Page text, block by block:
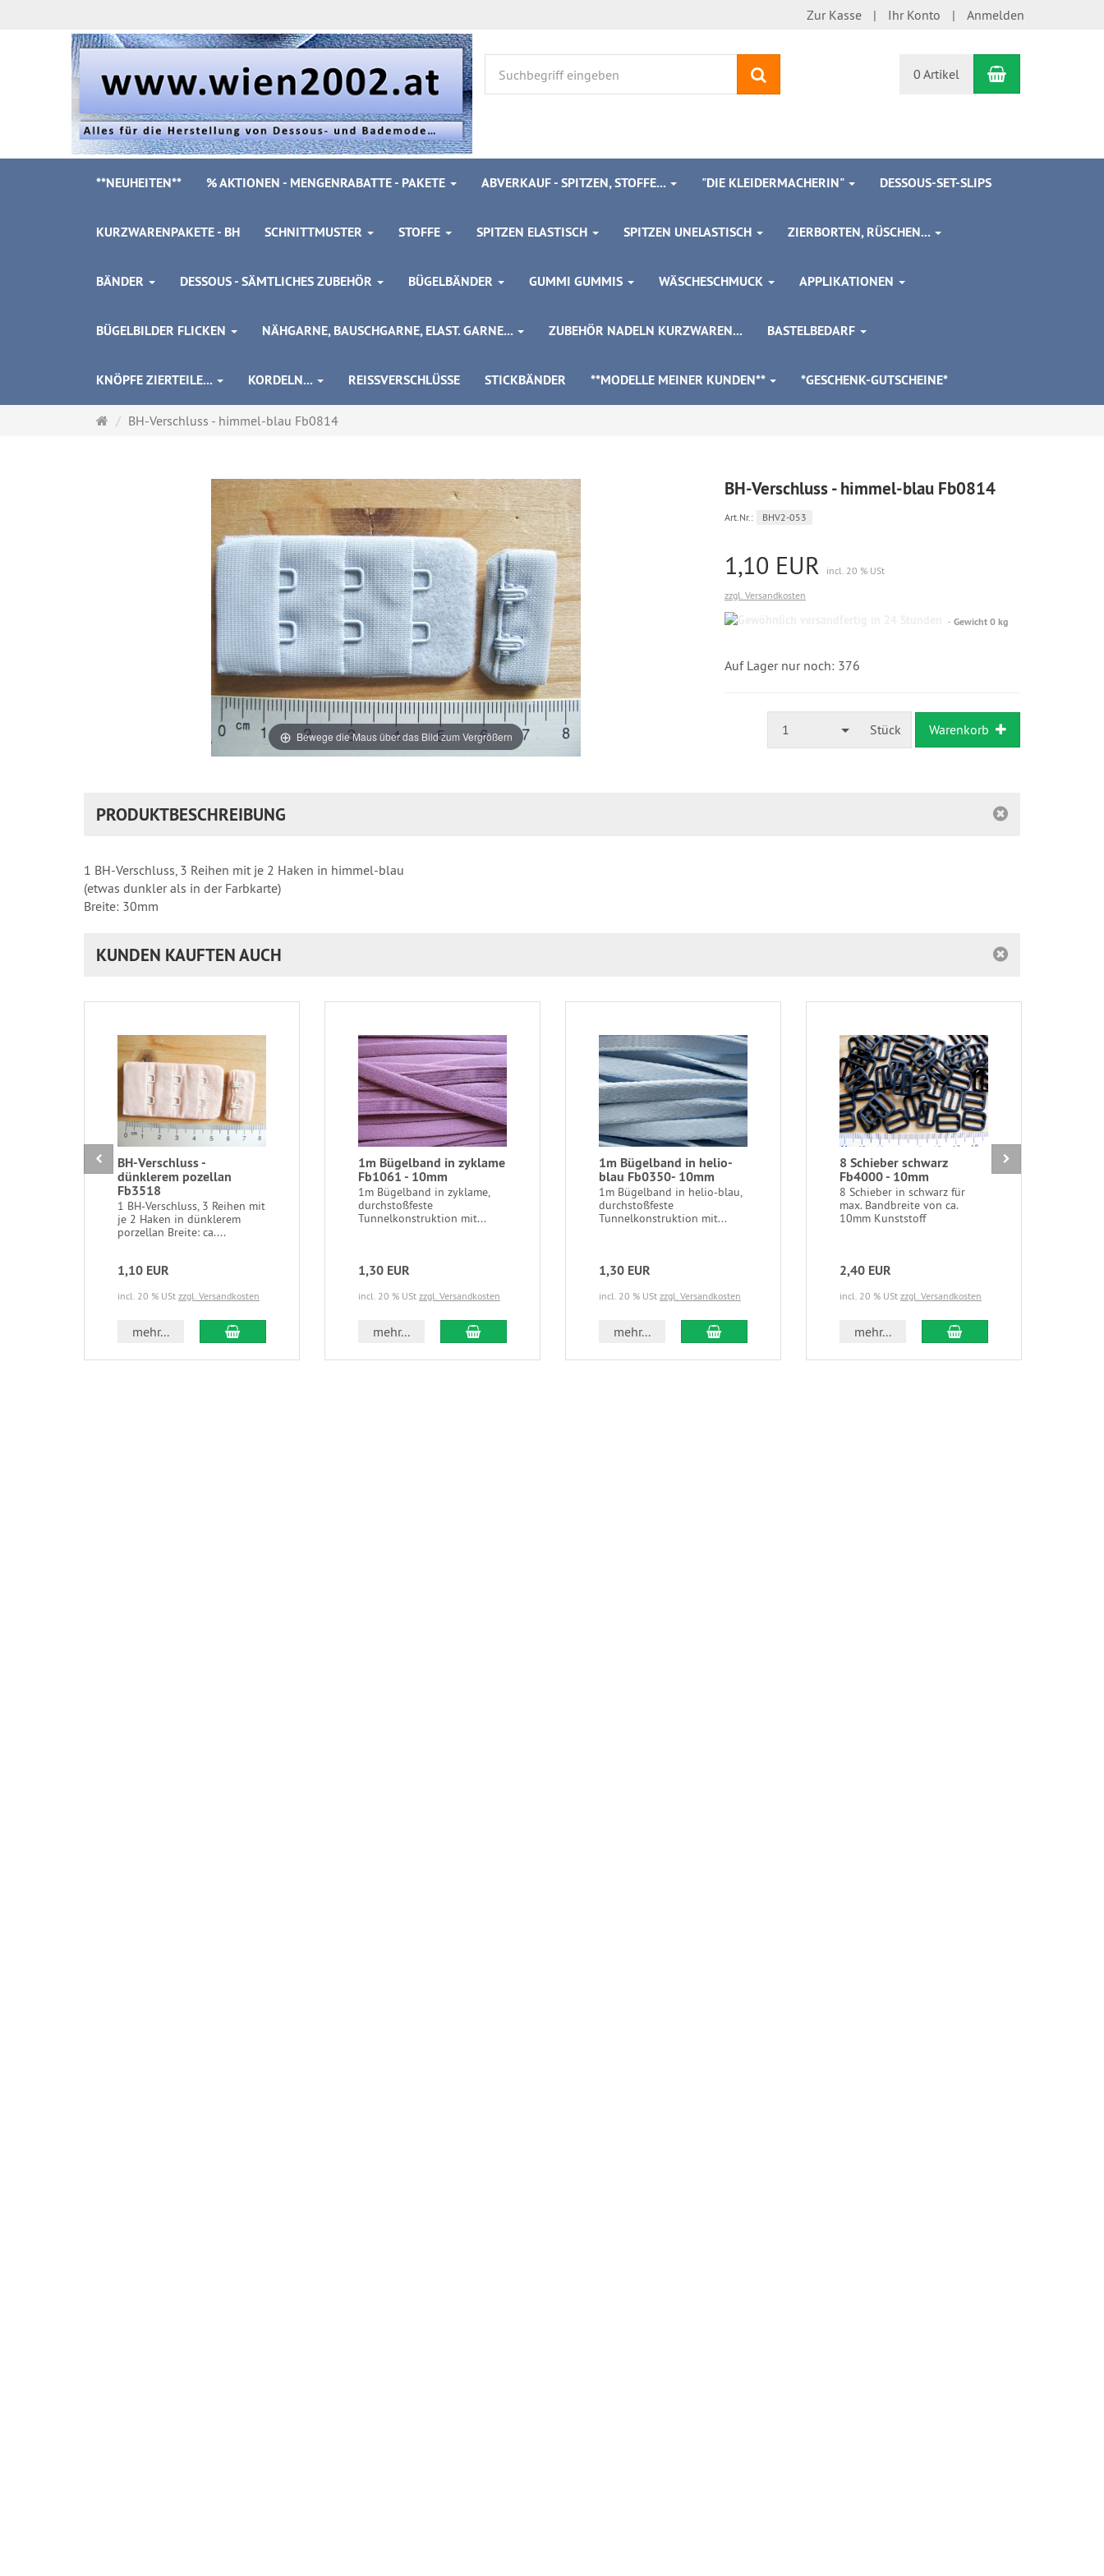
Zur Kasse Ihr Konto Anmelden
0 Artikel Warenkorb
**NEUHEITEN** % AKTIONEN - MENGENRABATTE - PAKETE ABVERKAUF - SPITZEN, STOFFE... "DIE KLEIDERMACHERIN" DESSOUS-SET-SLIPS
KURZWARENPAKETE - BH SCHNITTMUSTER STOFFE SPITZEN ELASTISCH SPITZEN UNELASTISCH ZIERBORTEN, RÜSCHEN...
BÄNDER DESSOUS - SÄMTLICHES ZUBEHÖR BÜGELBÄNDER GUMMI GUMMIS WÄSCHESCHMUCK APPLIKATIONEN
BÜGELBILDER FLICKEN NÄHGARNE, BAUSCHGARNE, ELAST. GARNE... ZUBEHÖR NADELN KURZWAREN... BASTELBEDARF
KNÖPFE ZIERTEILE... KORDELN... REISSVERSCHLÜSSE STICKBÄNDER **MODELLE MEINER KUNDEN** *GESCHENK-GUTSCHEINE*
Startseite
BH-Verschluss - himmel-blau Fb0814
Bewege die Maus über das Bild zum Vergrößern
BH-Verschluss - himmel-blau Fb0814
Art.Nr.: BHV2-053
1,10 EUR
incl. 20 % USt
zzgl. Versandkosten
Gewöhnlich
Gewicht 0 kg
Auf Lager nur noch: 376
1 Stück Warenkorb
PRODUKTBESCHREIBUNG
1 BH-Verschluss, 3 Reihen mit je 2 Haken in himmel-blau
(etwas dunkler als in der Farbkarte)
Breite: 30mm
KUNDEN KAUFTEN AUCH
BH-Verschluss -
dünklerem pozellan
Fb3518
1 BH-Verschluss, 3 Reihen mit
je 2 Haken in dünklerem
porzellan Breite: ca....
1,10 EUR
incl. 20 % USt zzgl. Versandkosten
mehr... In den Warenkorb
1m Bügelband in zyklame
Fb1061 - 10mm
1m Bügelband in zyklame,
durchstoßfeste
Tunnelkonstruktion mit...
1,30 EUR
incl. 20 % USt zzgl. Versandkosten
mehr... In den Warenkorb
1m Bügelband in helio-
blau Fb0350- 10mm
1m Bügelband in helio-blau,
durchstoßfeste
Tunnelkonstruktion mit...
1,30 EUR
incl. 20 % USt zzgl. Versandkosten
mehr... In den Warenkorb
8 Schieber schwarz
Fb4000 - 10mm
8 Schieber in schwarz für
max. Bandbreite von ca.
10mm Kunststoff
2,40 EUR
incl. 20 % USt zzgl. Versandkosten
mehr... In den Warenkorb